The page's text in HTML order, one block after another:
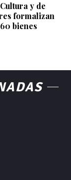
y de
formalizan
bienes